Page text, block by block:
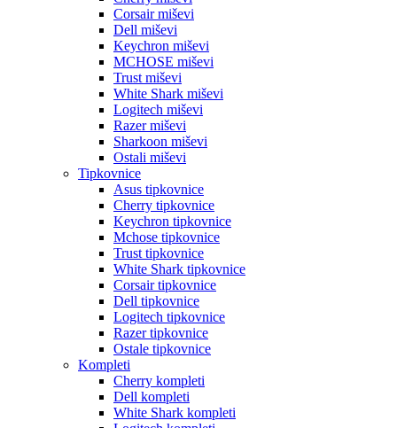
Corsair miševi
Dell miševi
Keychron miševi
MCHOSE miševi
Trust miševi
White Shark miševi
Logitech miševi
Razer miševi
Sharkoon miševi
Ostali miševi
Tipkovnice
Asus tipkovnice
Cherry tipkovnice
Keychron tipkovnice
Mchose tipkovnice
Trust tipkovnice
White Shark tipkovnice
Corsair tipkovnice
Dell tipkovnice
Logitech tipkovnice
Razer tipkovnice
Ostale tipkovnice
Kompleti
Cherry kompleti
Dell kompleti
White Shark kompleti